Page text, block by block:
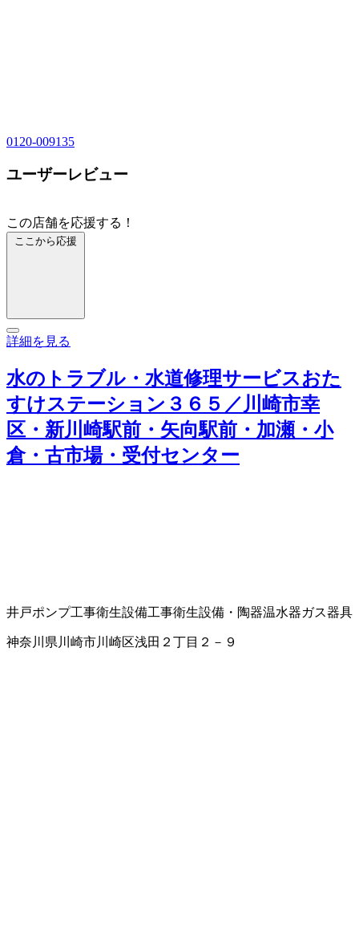
0120-009135
ユーザーレビュー
この店舗を応援する！
ここから応援
詳細を見る
水のトラブル・水道修理サービスおた
すけステーション３６５／川崎市幸
区・新川崎駅前・矢向駅前・加瀬・小
倉・古市場・受付センター
井戸ポンプ工事衛生設備工事衛生設備・陶器温水器ガス器具
神奈川県川崎市川崎区浅田２丁目２－９